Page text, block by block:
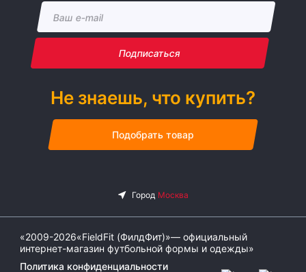
Подписаться
Не знаешь, что купить?
Подобрать товар
«2009-2026«FieldFit (ФилдФит)»— официальный
интернет-магазин футбольной формы и одежды»
Политика конфиденциальности